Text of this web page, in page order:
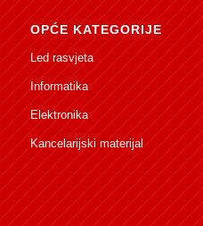
OPĆE KATEGORIJE
Led rasvjeta
Informatika
Elektronika
Kancelarijski materijal